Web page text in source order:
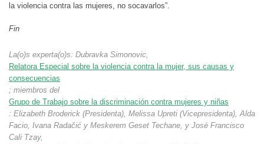
la violencia contra las mujeres, no socavarlos”.
Fin
La(o)s experta(o)s: Dubravka Simonovic,
Relatora Especial sobre la violencia contra la mujer, sus causas y
consecuencias
; miembros del
Grupo de Trabajo sobre la discriminación contra mujeres y niñas
: Elizabeth Broderick (Presidenta), Melissa Upreti (Vicepresidenta), Alda
Facio, Ivana Radačić y Meskerem Geset Techane, y José Francisco
Cali Tzay,